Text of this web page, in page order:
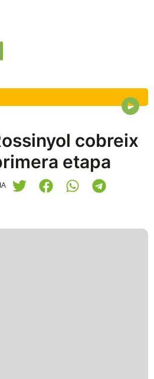
cobreix
etapa